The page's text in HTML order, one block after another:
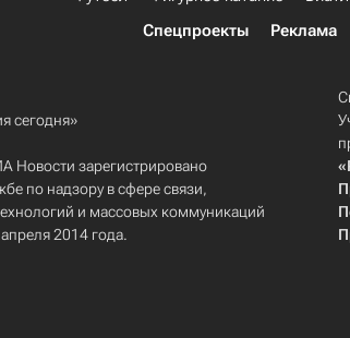
Спецпроекты
Реклама
сегодня»
Новости зарегистрировано
по надзору в сфере связи,
и массовых коммуникаций
2014 года.